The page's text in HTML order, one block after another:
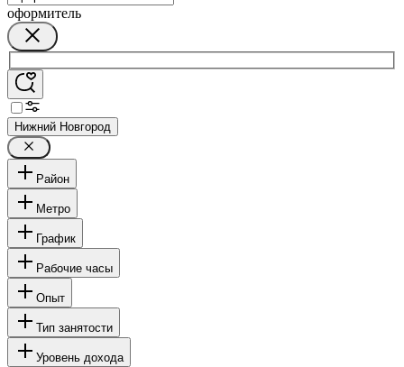
оформитель
Нижний Новгород
Район
Метро
График
Рабочие часы
Опыт
Тип занятости
Уровень дохода